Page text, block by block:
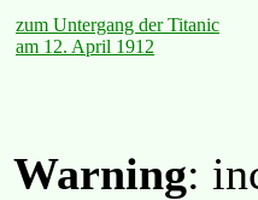
zum Untergang der Titanic
am 12. April 1912
Warning: